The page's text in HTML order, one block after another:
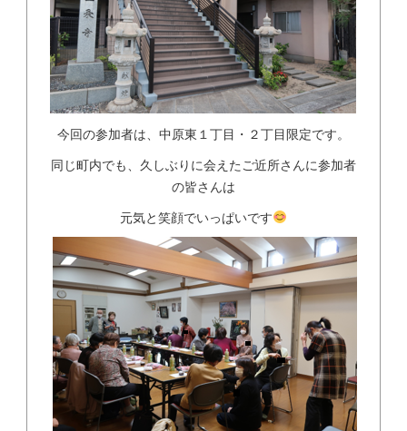
今回の参加者は、中原東１丁目・２丁目限定です。
同じ町内でも、久しぶりに会えたご近所さんに参加者
の皆さんは
元気と笑顔でいっぱいです